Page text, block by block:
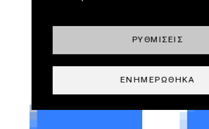
ΡΥΘΜΊΣΕΙΣ
ΕΝΗΜΕΡΏΘΗΚΑ